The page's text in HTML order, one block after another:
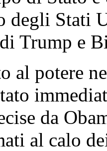
degli Stati
Trump e
al potere
da
al calo